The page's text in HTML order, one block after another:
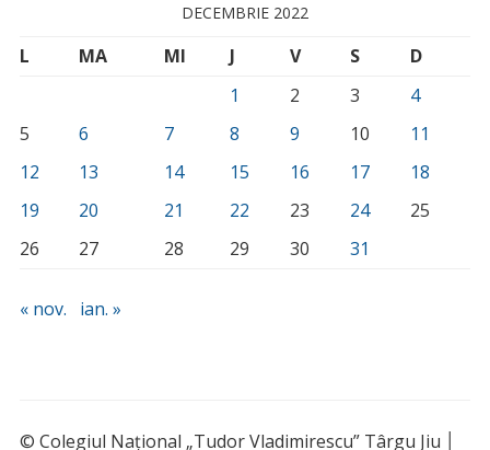
DECEMBRIE 2022
L MA MI J V S
D
1
2 3
4
5
6 7 8 9 10
11
12
13 14 15 16 17
18
19
20 21 22 23 24
25
26
27 28 29 30 31
« nov. ian. »
© Colegiul Național „Tudor Vladimirescu” Târgu Jiu │